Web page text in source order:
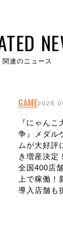
関連のニュース
GAME
『にゃんこ
争』メダル
ムが大好評
き増産決定！
全国400店
上で稼働！
導入店舗も